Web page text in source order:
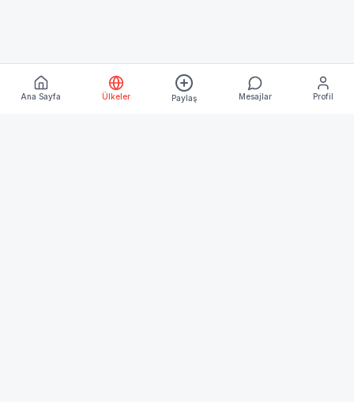
Ana Sayfa Ülkeler Paylaş Mesajlar Profil